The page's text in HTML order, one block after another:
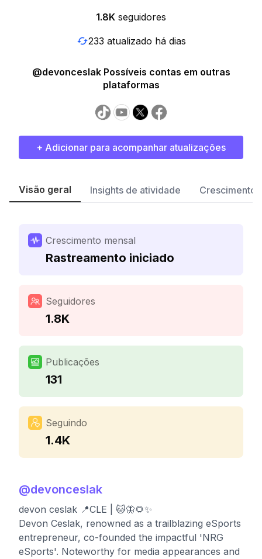
1.8K seguidores
233 atualizado há dias
@devonceslak Possíveis contas em outras
plataformas
+ Adicionar para acompanhar atualizações
Visão geral Insights de atividade Crescimento
Crescimento mensal
Rastreamento iniciado
Seguidores
1.8K
Publicações
131
Seguindo
1.4K
@devonceslak
devon ceslak 📍CLE | 🐱🦋🌻✨
Devon Ceslak, renowned as a trailblazing eSports
entrepreneur, co-founded the impactful 'NRG
eSports'. Noteworthy for media appearances and